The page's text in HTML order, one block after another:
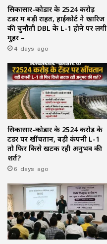
सिकासार-कोडार के ₹2524 करोड़
टेंडर में बड़ी राहत, हाईकोर्ट ने खारिज
की चुनौती DBL के L-1 होने पर लगी
मुहर –
4 days ago
सिकासार-कोडार के ₹2524 करोड़ के
टेंडर पर खींचतान, बड़ी कंपनी L-1
तो फिर किसे खटक रही अनुभव की
शर्त?
6 days ago